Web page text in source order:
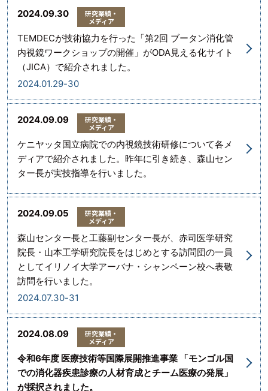
2024.09.30
研究業績・
メディア
TEMDECが技術協力を行った「第2回 ブータン消化管
内視鏡ワークショップの開催」がODA見える化サイト
（JICA）で紹介されました。
2024.01.29-30
2024.09.09
研究業績・
メディア
ケニヤッタ国立病院での内視鏡技術研修について各メ
ディアで紹介されました。昨年に引き続き、森山セン
ター長が実技指導を行いました。
2024.09.05
研究業績・
メディア
森山センター長と工藤副センター長が、赤司医学研究
院長・山本工学研究院長をはじめとする訪問団の一員
としてイリノイ大学アーバナ・シャンペーン校へ表敬
訪問を行いました。
2024.07.30-31
2024.08.09
研究業績・
メディア
令和6年度 医療技術等国際展開推進事業 「モンゴル国
での消化器疾患診療の人材育成とチーム医療の発展」
が採択されました。